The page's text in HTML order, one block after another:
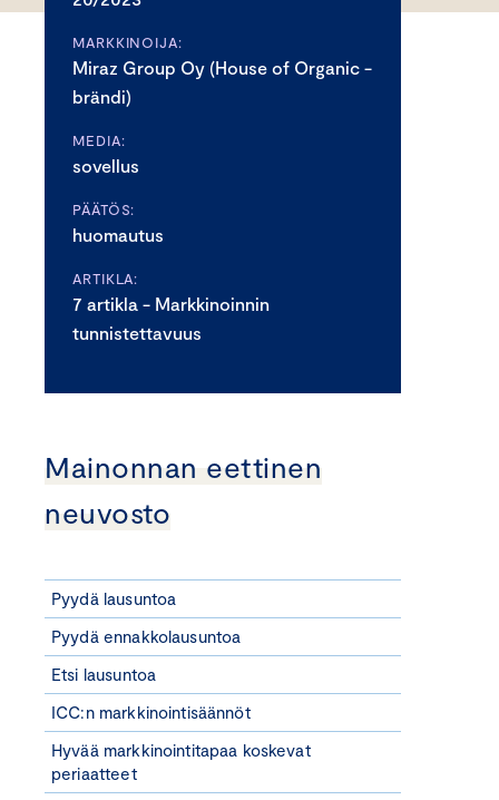
MARKKINOIJA:
Miraz Group Oy (House of Organic -
brändi)
MEDIA:
sovellus
PÄÄTÖS:
huomautus
ARTIKLA:
7 artikla - Markkinoinnin
tunnistettavuus
Mainonnan eettinen
neuvosto
Pyydä lausuntoa
Pyydä ennakkolausuntoa
Etsi lausuntoa
ICC:n markkinointisäännöt
Hyvää markkinointitapaa koskevat
periaatteet